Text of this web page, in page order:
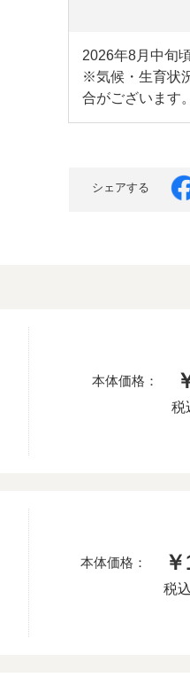
2026年8月中旬
※気候・生育状
合がございます
シェアする
本体価格：
税
本体価格：
税込